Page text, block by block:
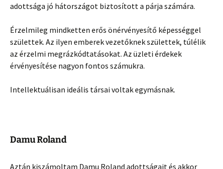
adottsága jó hátországot biztosított a párja számára.
Érzelmileg mindketten erős önérvényesítő képességgel
születtek. Az ilyen emberek vezetőknek születtek, túlélik
az érzelmi megrázkódtatásokat. Az üzleti érdekek
érvényesítése nagyon fontos számukra.
Intellektuálisan ideális társai voltak egymásnak.
Damu Roland
Aztán kiszámoltam Damu Roland adottságait és akkor